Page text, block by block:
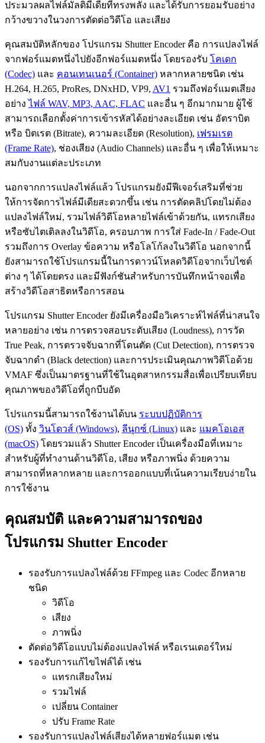
ประมวลผลไฟล์มัลติมีเดียที่ทรงพลัง และได้รับการยอมรับอย่าง
กว้างขวางในวงการตัดต่อวิดีโอ และเสียง
คุณสมบัติหลักของ โปรแกรม Shutter Encoder คือ การแปลงไฟล์
จากฟอร์แมตหนึ่งไปยังอีกฟอร์แมตหนึ่ง โดยรองรับ โคเดก
(Codec) และ คอนเทนเนอร์ (Container) หลากหลายชนิด เช่น
H.264, H.265, ProRes, DNxHD, VP9, AV1 รวมถึงฟอร์แมตเสียง
อย่างไฟล์ WAV, MP3, AAC, FLAC และอื่น ๆ อีกมากมาย ผู้ใช้
สามารถเลือกตั้งค่าการเข้ารหัสได้อย่างละเอียด เช่น อัตราบิต
หรือ บิตเรต (Bitrate), ความละเอียด (Resolution), เฟรมเรต
(Frame Rate), ช่องเสียง (Audio Channels) และอื่น ๆ เพื่อให้เหมาะ
สมกับงานแต่ละประเภท
นอกจากการแปลงไฟล์แล้ว โปรแกรมยังมีฟีเจอร์เสริมที่ช่วย
ให้การจัดการไฟล์มีเดียสะดวกขึ้น เช่น การตัดคลิปโดยไม่ต้อง
แปลงไฟล์ใหม่, รวมไฟล์วิดีโอหลายไฟล์เข้าด้วยกัน, แทรกเสียง
หรือซับไตเติลลงในวิดีโอ, ครอบภาพ การใส่ Fade-In / Fade-Out
รวมถึงการ Overlay ข้อความ หรือโลโก้ลงในวิดีโอ นอกจากนี้
ยังสามารถใช้โปรแกรมนี้ในการดาวน์โหลดวิดีโอจากเว็บไซต์
ต่าง ๆ ได้โดยตรง และมีฟังก์ชันสำหรับการบันทึกหน้าจอเพื่อ
สร้างวิดีโอสาธิตหรือการสอน
โปรแกรม Shutter Encoder ยังมีเครื่องมือวิเคราะห์ไฟล์ที่น่าสนใจ
หลายอย่าง เช่น การตรวจสอบระดับเสียง (Loudness), การวัด
True Peak, การตรวจจับฉากที่โดนตัด (Cut Detection), การตรวจ
จับฉากดำ (Black detection) และการประเมินคุณภาพวิดีโอด้วย
VMAF ซึ่งเป็นมาตรฐานที่ใช้ในอุตสาหกรรมสื่อเพื่อเปรียบเทียบ
คุณภาพของวิดีโอที่ถูกบีบอัด
โปรแกรมนี้สามารถใช้งานได้บน ระบบปฏิบัติการ
(OS) ทั้ง วินโดวส์ (Windows), ลีนุกซ์ (Linux) และ แมคโอเอส
(macOS) โดยรวมแล้ว Shutter Encoder เป็นเครื่องมือที่เหมาะ
สำหรับผู้ที่ทำงานด้านวิดีโอ, เสียง หรือภาพนิ่ง ด้วยความ
สามารถที่หลากหลาย และการออกแบบที่เน้นความเรียบง่ายใน
การใช้งาน
คุณสมบัติ และความสามารถของ
โปรแกรม Shutter Encoder
รองรับการแปลงไฟล์ด้วย FFmpeg และ Codec อีกหลาย
ชนิด
วิดีโอ
เสียง
ภาพนิ่ง
ตัดต่อวิดีโอแบบไม่ต้องแปลงไฟล์ หรือเรนเดอร์ใหม่
รองรับการแก้ไขไฟล์ได้ เช่น
แทรกเสียงใหม่
รวมไฟล์
เปลี่ยน Container
ปรับ Frame Rate
รองรับการแปลงไฟล์เสียงได้หลายฟอร์แมต เช่น